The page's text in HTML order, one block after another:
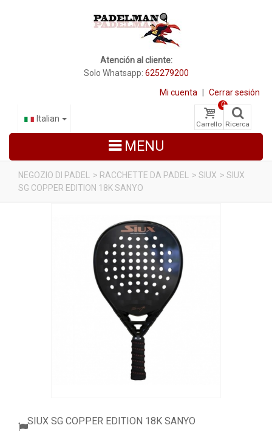
Atención al cliente:
Solo Whatsapp: 625279200
Mi cuenta Cerrar sesión
Carrello
0
Ricerca
Italian
MENU
NEGOZIO DI PADEL > RACCHETTE DA PADEL > SIUX > SIUX
SG COPPER EDITION 18K SANYO
SIUX SG COPPER EDITION 18K SANYO